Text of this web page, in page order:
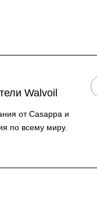
Walvoil
от Casappa и
по всему миру.